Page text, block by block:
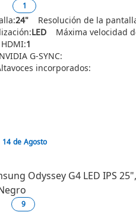
1
24" Resolución de la
LED Máxima velocidad
1
NVIDIA G-SYNC:
incorporados:
14 de Agosto
Odyssey G4 LED IPS
9